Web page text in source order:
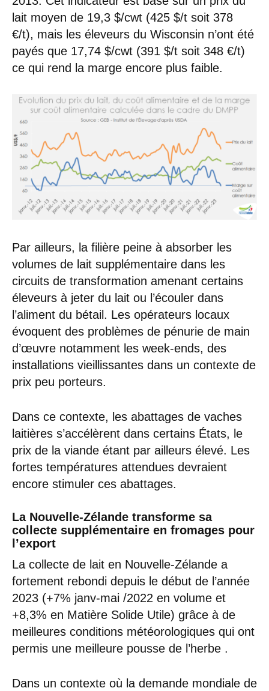
lait moyen de 19,3 $/cwt (425 $/t soit 378
€/t), mais les éleveurs du Wisconsin n’ont été
payés que 17,74 $/cwt (391 $/t soit 348 €/t)
ce qui rend la marge encore plus faible.
Par ailleurs, la filière peine à absorber les
volumes de lait supplémentaire dans les
circuits de transformation amenant certains
éleveurs à jeter du lait ou l’écouler dans
l’aliment du bétail. Les opérateurs locaux
évoquent des problèmes de pénurie de main
d’œuvre notamment les week-ends, des
installations vieillissantes dans un contexte de
prix peu porteurs.
Dans ce contexte, les abattages de vaches
laitières s’accélèrent dans certains États, le
prix de la viande étant par ailleurs élevé. Les
fortes températures attendues devraient
encore stimuler ces abattages.
La Nouvelle-Zélande transforme sa
collecte supplémentaire en fromages pour
l’export
La collecte de lait en Nouvelle-Zélande a
fortement rebondi depuis le début de l’année
2023 (+7% janv-mai /2022 en volume et
+8,3% en Matière Solide Utile) grâce à de
meilleures conditions météorologiques qui ont
permis une meilleure pousse de l’herbe .
Dans un contexte où la demande mondiale de